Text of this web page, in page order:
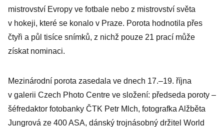
mistrovství Evropy ve fotbale nebo z mistrovství světa
v hokeji, které se konalo v Praze. Porota hodnotila přes
čtyři a půl tisíce snímků, z nichž pouze 21 prací může
získat nominaci.
Mezinárodní porota zasedala ve dnech 17.–19. října
v galerii Czech Photo Centre ve složení: předseda poroty –
šéfredaktor fotobanky ČTK Petr Mlch, fotografka Alžběta
Jungrová ze 400 ASA, dánský trojnásobný držitel World